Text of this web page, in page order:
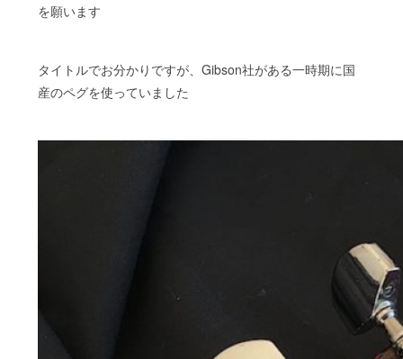
を願います
タイトルでお分かりですが、Gibson社がある一時期に国
産のペグを使っていました